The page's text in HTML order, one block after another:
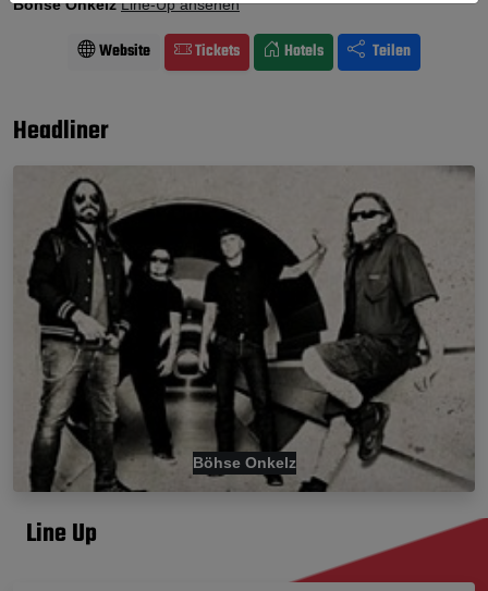
Böhse OnkelzLine-Up ansehen
Website Tickets Hotels Teilen
Headliner
Böhse Onkelz
Line Up